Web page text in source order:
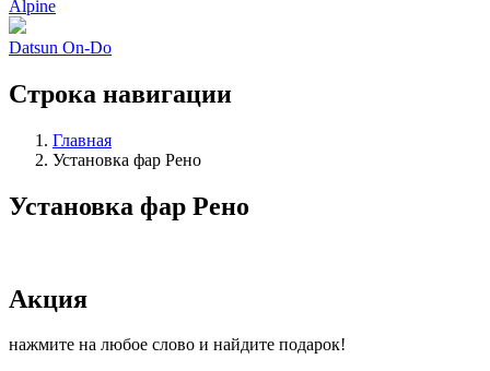
Alpine
Datsun On-Do
Строка навигации
Главная
Установка фар Рено
Установка фар Рено
Акция
нажмите на любое слово и найдите подарок!